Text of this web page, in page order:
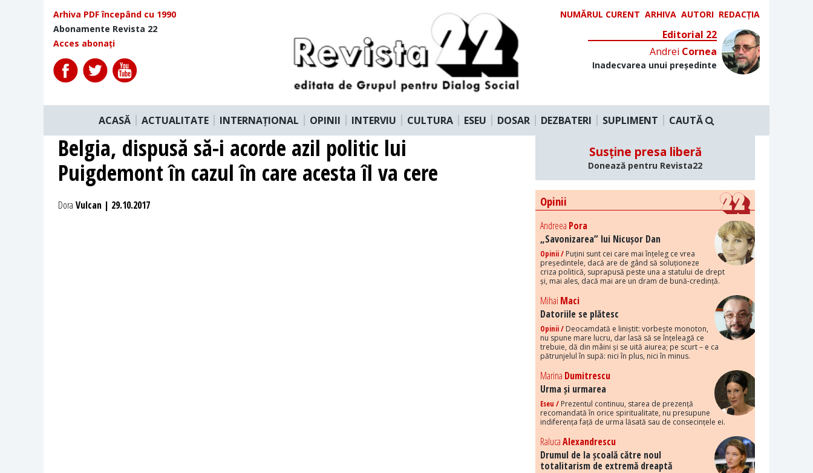
Arhiva PDF începând cu 1990
Abonamente Revista 22
Acces abonați
NUMĂRUL CURENT ARHIVA AUTORI REDACȚIA
Editorial 22
Andrei Cornea
Inadecvarea unui președinte
ACASĂ ACTUALITATE INTERNAȚIONAL OPINII INTERVIU CULTURA ESEU DOSAR DEZBATERI SUPLIMENT CAUTĂ
Belgia, dispusă să-i acorde azil politic lui
Puigdemont în cazul în care acesta îl va cere
Dora Vulcan | 29.10.2017
Susține presa liberă
Donează pentru Revista22
Opinii
Andreea Pora
„Savonizarea” lui Nicușor Dan
Opinii / Puțini sunt cei care mai înțeleg ce vrea
președintele, dacă are de gând să soluționeze
criza politică, suprapusă peste una a statului de drept
și, mai ales, dacă mai are un dram de bună-credință.
Mihai Maci
Datoriile se plătesc
Opinii / Deocamdată e liniștit: vorbește monoton,
nu spune mare lucru, dar lasă să se înțeleagă ce
trebuie, dă din mâini și se uită aiurea; pe scurt – e ca
pătrunjelul în supă: nici în plus, nici în minus.
Marina Dumitrescu
Urma și urmarea
Eseu / Prezentul continuu, starea de prezență
recomandată în orice spiritualitate, nu presupune
indiferența față de urma lăsată sau de consecințele ei.
RalucaAlexandrescu
Drumul de la școală către noul
totalitarism de extremă dreaptă